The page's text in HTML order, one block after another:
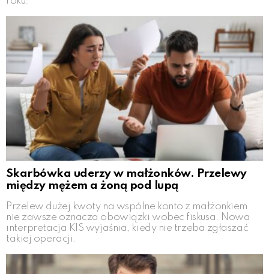
Skarbówka uderzy w małżonków. Przelewy
między mężem a żoną pod lupą
Przelew dużej kwoty na wspólne konto z małżonkiem
nie zawsze oznacza obowiązki wobec fiskusa. Nowa
interpretacja KIS wyjaśnia, kiedy nie trzeba zgłaszać
takiej operacji.